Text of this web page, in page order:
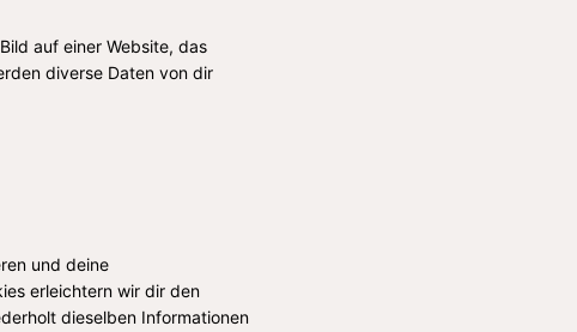
auf einer Website, das
diverse Daten von dir
und deine
erleichtern wir dir den
dieselben Informationen